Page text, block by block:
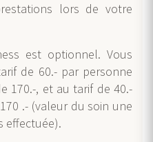
lors de votre
est optionnel. Vous
de 60.- par personne
170.-, et au tarif de 40.-
.- (valeur du soin une
effectuée).